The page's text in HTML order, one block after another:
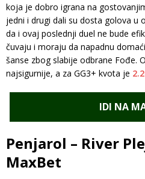
koja je dobro igrana na
jedni i drugi dali su dosta golova u
da i ovaj poslednji duel ne bude
čuvaju i moraju da napadnu
šanse zbog slabije odbrane Fođe.
najsigurnije, a za GG3+ kvota je
IDI NA
Penjarol – River
MaxBet